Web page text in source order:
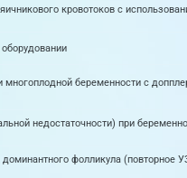
кровотоков с
беременности с
недостаточности) при
фолликула (повторное